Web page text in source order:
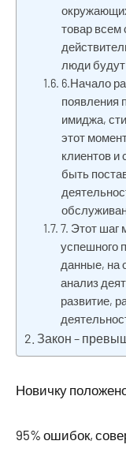
товар
люди
6.Начало
появления
имиджа,
этот
клиентов и
быть
7. Этот шаг
успешного
данные, на
анализ
развитие,
Закон –
Новичку
95% ошибок,